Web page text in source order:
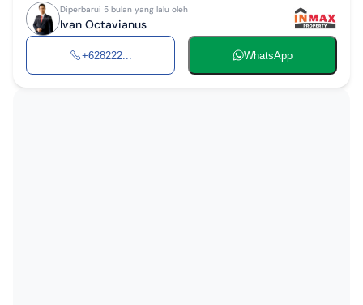
Diperbarui 5 bulan yang lalu oleh
Ivan Octavianus
+628222... WhatsApp